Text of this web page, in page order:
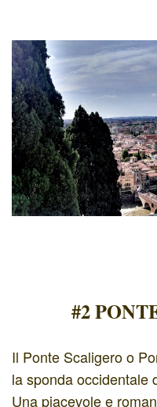
#2
Il Ponte Scaligero o
la sponda occidentale
Una piacevole e